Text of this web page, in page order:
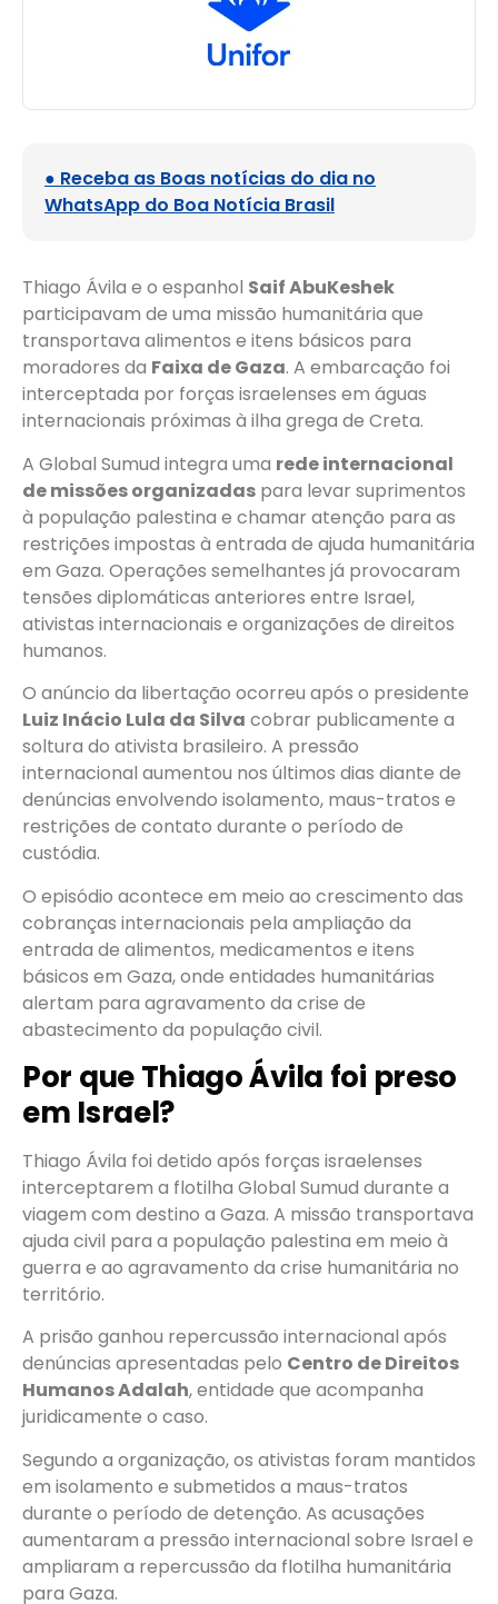
● Receba as Boas notícias do dia no
WhatsApp do Boa Notícia Brasil
Thiago Ávila e o espanhol Saif AbuKeshek
participavam de uma missão humanitária que
transportava alimentos e itens básicos para
moradores da Faixa de Gaza. A embarcação foi
interceptada por forças israelenses em águas
internacionais próximas à ilha grega de Creta.
A Global Sumud integra uma rede internacional
de missões organizadas para levar suprimentos
à população palestina e chamar atenção para as
restrições impostas à entrada de ajuda humanitária
em Gaza. Operações semelhantes já provocaram
tensões diplomáticas anteriores entre Israel,
ativistas internacionais e organizações de direitos
humanos.
O anúncio da libertação ocorreu após o presidente
Luiz Inácio Lula da Silva cobrar publicamente a
soltura do ativista brasileiro. A pressão
internacional aumentou nos últimos dias diante de
denúncias envolvendo isolamento, maus-tratos e
restrições de contato durante o período de
custódia.
O episódio acontece em meio ao crescimento das
cobranças internacionais pela ampliação da
entrada de alimentos, medicamentos e itens
básicos em Gaza, onde entidades humanitárias
alertam para agravamento da crise de
abastecimento da população civil.
Por que Thiago Ávila foi preso
em Israel?
Thiago Ávila foi detido após forças israelenses
interceptarem a flotilha Global Sumud durante a
viagem com destino a Gaza. A missão transportava
ajuda civil para a população palestina em meio à
guerra e ao agravamento da crise humanitária no
território.
A prisão ganhou repercussão internacional após
denúncias apresentadas pelo Centro de Direitos
Humanos Adalah, entidade que acompanha
juridicamente o caso.
Segundo a organização, os ativistas foram mantidos
em isolamento e submetidos a maus-tratos
durante o período de detenção. As acusações
aumentaram a pressão internacional sobre Israel e
ampliaram a repercussão da flotilha humanitária
para Gaza.